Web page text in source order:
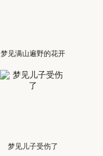
梦见满山遍野的花开
梦见儿子受伤了